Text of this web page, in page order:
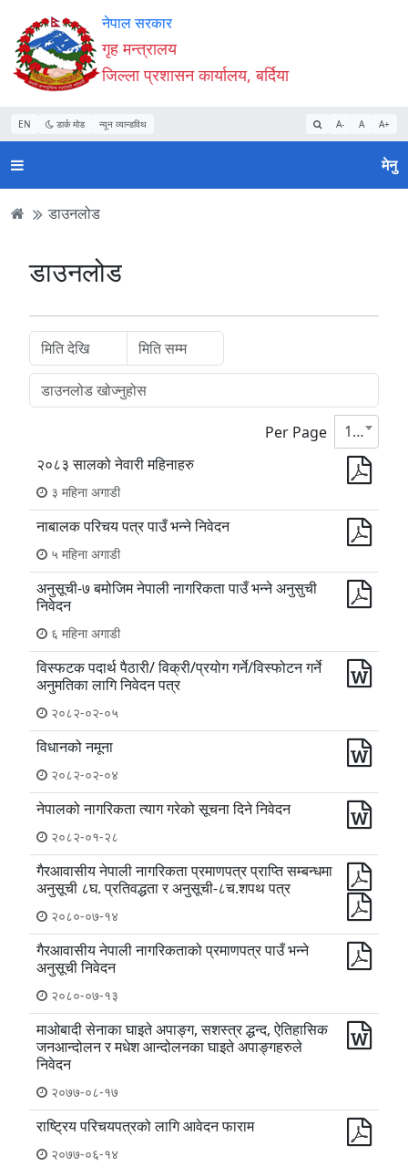
Accessibility
Mode
सुरु
गर्नुहोस्
सामाग्री
पढ्नुहाेस्
नेभिगेसन
पढ्नुहाेस्
वेबसाइट
खोजमा
जानुहोस्
नेपाल सरकार
गृह मन्त्रालय
जिल्ला प्रशासन कार्यालय, बर्दिया
EN डार्क मोड न्यून व्यान्डविथ A- A A+
मेनु
डाउनलोड
डाउनलोड
Per Page
10
२०८३ सालको नेवारी महिनाहरु
३ महिना अगाडी
नाबालक परिचय पत्र पाउँ भन्ने निवेदन
५ महिना अगाडी
अनुसूची-७ बमोजिम नेपाली नागरिकता पाउँ भन्ने अनुसुची
निवेदन
६ महिना अगाडी
विस्फटक पदार्थ पैठारी/ विक्री/प्रयोग गर्ने/विस्फोटन गर्ने
अनुमतिका लागि निवेदन पत्र
२०८२-०२-०५
विधानको नमूना
२०८२-०२-०४
नेपालको नागरिकता त्याग गरेको सूचना दिने निवेदन
२०८२-०१-२८
गैरआवासीय नेपाली नागरिकता प्रमाणपत्र प्राप्ति सम्बन्धमा
अनुसूची ८घ. प्रतिवद्धता र अनुसूची-८च.शपथ पत्र
२०८०-०७-१४
गैरआवासीय नेपाली नागरिकताको प्रमाणपत्र पाउँ भन्ने
अनुसूची निवेदन
२०८०-०७-१३
माओबादी सेनाका घाइते अपाङ्ग, सशस्त्र द्धन्द, ऐतिहासिक
जनआन्दोलन र मधेश आन्दोलनका घाइते अपाङ्गहरुले
निवेदन
२०७७-०८-१७
राष्ट्रिय परिचयपत्रको लागि आवेदन फाराम
२०७७-०६-१४